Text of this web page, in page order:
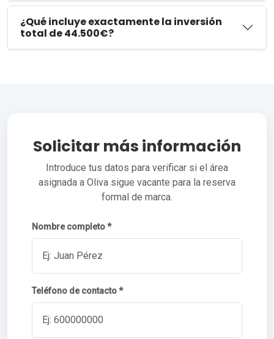
¿Qué incluye exactamente la inversión
total de 44.500€?
Solicitar más información
Introduce tus datos para verificar si el área
asignada a Oliva sigue vacante para la reserva
formal de marca.
Nombre completo *
Teléfono de contacto *